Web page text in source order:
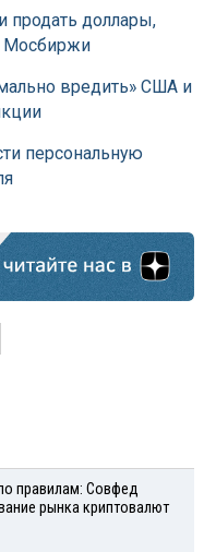
продать доллары,
Мосбиржи
вредить» США и
персональную
правилам: Совфед
рынка криптовалют